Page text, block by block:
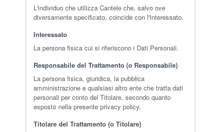
L'individuo che utilizza Cantele che, salvo ove
diversamente specificato, coincide con l'Interessato.
Interessato
La persona fisica cui si riferiscono i Dati Personali.
Responsabile del Trattamento (o Responsabile)
La persona fisica, giuridica, la pubblica
amministrazione e qualsiasi altro ente che tratta dati
personali per conto del Titolare, secondo quanto
esposto nella presente privacy policy.
Titolare del Trattamento (o Titolare)